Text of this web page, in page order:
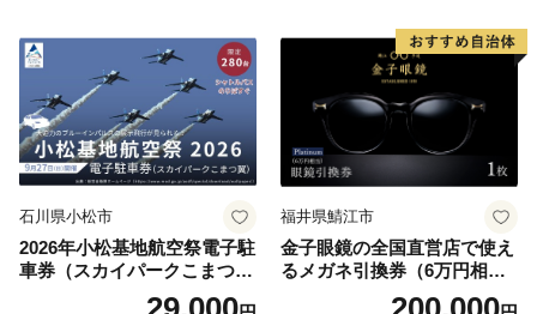
石川県小松市
2026年小松基地航空祭電子駐
車券（スカイパークこまつ
翼） 駐車場 シャトルバスの
福井県鯖江市
金子眼鏡の全国直営店で使え
るメガネ引換券（6万円相
当） Platinum